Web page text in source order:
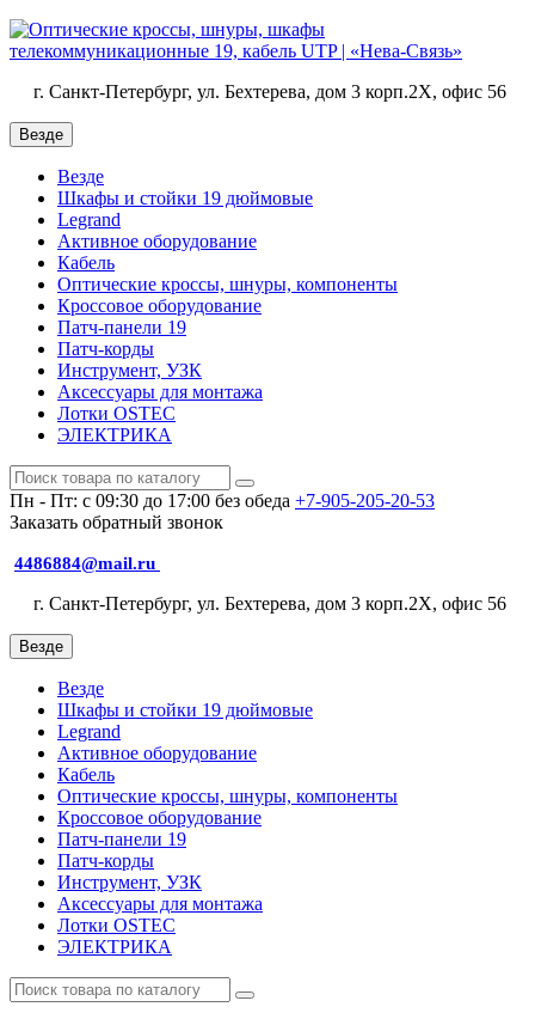
г. Санкт-Петербург, ул. Бехтерева, дом 3 корп.2X, офис 56
Везде
Везде
Шкафы и стойки 19 дюймовые
Legrand
Активное оборудование
Кабель
Оптические кроссы, шнуры, компоненты
Кроссовое оборудование
Патч-панели 19
Патч-корды
Инструмент, УЗК
Аксессуары для монтажа
Лотки OSTEC
ЭЛЕКТРИКА
Пн - Пт: с 09:30 до 17:00 без обеда +7-905-205-20-53
Заказать обратный звонок
4486884@mail.ru
г. Санкт-Петербург, ул. Бехтерева, дом 3 корп.2X, офис 56
Везде
Везде
Шкафы и стойки 19 дюймовые
Legrand
Активное оборудование
Кабель
Оптические кроссы, шнуры, компоненты
Кроссовое оборудование
Патч-панели 19
Патч-корды
Инструмент, УЗК
Аксессуары для монтажа
Лотки OSTEC
ЭЛЕКТРИКА